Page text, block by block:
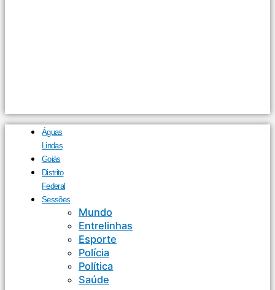
Águas
Lindas
Goiás
Distrito
Federal
Sessões
Mundo
Entrelinhas
Esporte
Polícia
Política
Saúde